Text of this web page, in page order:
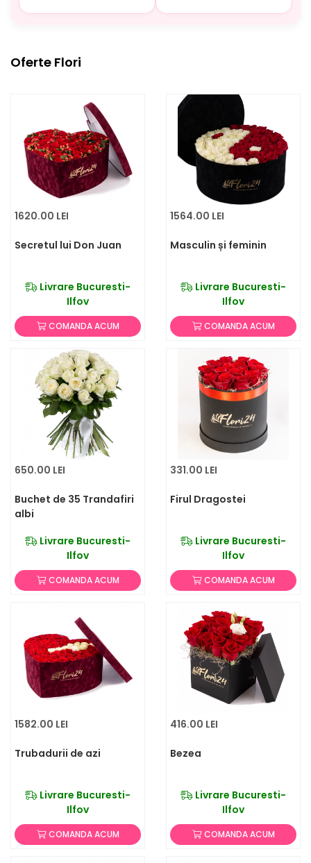
Oferte Flori
1620.00 LEI
Secretul lui Don Juan
Livrare Bucuresti-
Ilfov
COMANDA ACUM
1564.00 LEI
Masculin și feminin
Livrare Bucuresti-
Ilfov
COMANDA ACUM
650.00 LEI
Buchet de 35 Trandafiri
albi
Livrare Bucuresti-
Ilfov
COMANDA ACUM
331.00 LEI
Firul Dragostei
Livrare Bucuresti-
Ilfov
COMANDA ACUM
1582.00 LEI
Trubadurii de azi
Livrare Bucuresti-
Ilfov
COMANDA ACUM
416.00 LEI
Bezea
Livrare Bucuresti-
Ilfov
COMANDA ACUM